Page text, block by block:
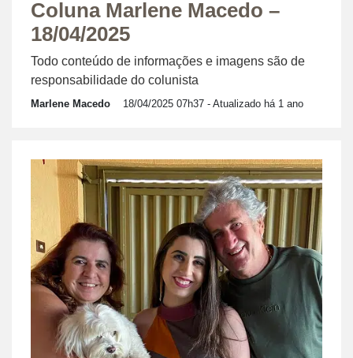
Coluna Marlene Macedo –
18/04/2025
Todo conteúdo de informações e imagens são de
responsabilidade do colunista
Marlene Macedo 18/04/2025 07h37 - Atualizado há 1 ano